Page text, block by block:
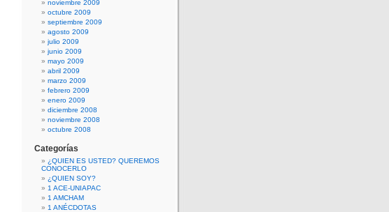
noviembre 2009
octubre 2009
septiembre 2009
agosto 2009
julio 2009
junio 2009
mayo 2009
abril 2009
marzo 2009
febrero 2009
enero 2009
diciembre 2008
noviembre 2008
octubre 2008
Categorías
¿QUIEN ES USTED? QUEREMOS
CONOCERLO
¿QUIEN SOY?
1 ACE-UNIAPAC
1 AMCHAM
1 ANÉCDOTAS